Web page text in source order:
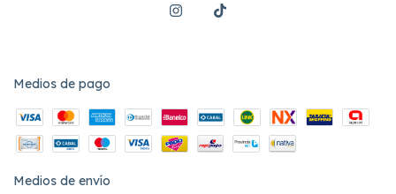
Medios de pago
Medios de envío